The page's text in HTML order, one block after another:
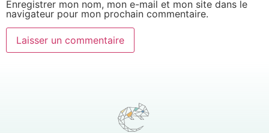
Enregistrer mon nom, mon e-mail et mon site dans le
navigateur pour mon prochain commentaire.